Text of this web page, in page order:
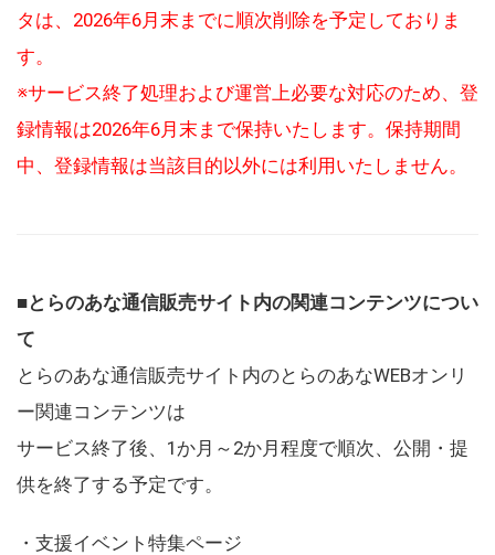
タは、2026年6月末までに順次削除を予定しておりま
す。
※サービス終了処理および運営上必要な対応のため、登
録情報は2026年6月末まで保持いたします。保持期間
中、登録情報は当該目的以外には利用いたしません。
■とらのあな通信販売サイト内の関連コンテンツについ
て
とらのあな通信販売サイト内のとらのあなWEBオンリ
ー関連コンテンツは
サービス終了後、1か月～2か月程度で順次、公開・提
供を終了する予定です。
・支援イベント特集ページ